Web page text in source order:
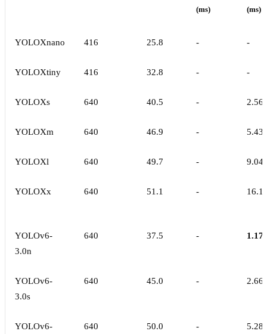
(ms)
(ms)
YOLOXnano 416 25.8 - -
YOLOXtiny 416 32.8 - -
YOLOXs 640 40.5 - 2.56
YOLOXm 640 46.9 - 5.43
YOLOXl 640 49.7 - 9.04
YOLOXx 640 51.1 - 16.1
YOLOv6-
3.0n
640 37.5 - 1.17
YOLOv6-
3.0s
640 45.0 - 2.66
YOLOv6-
640 50.0 - 5.28